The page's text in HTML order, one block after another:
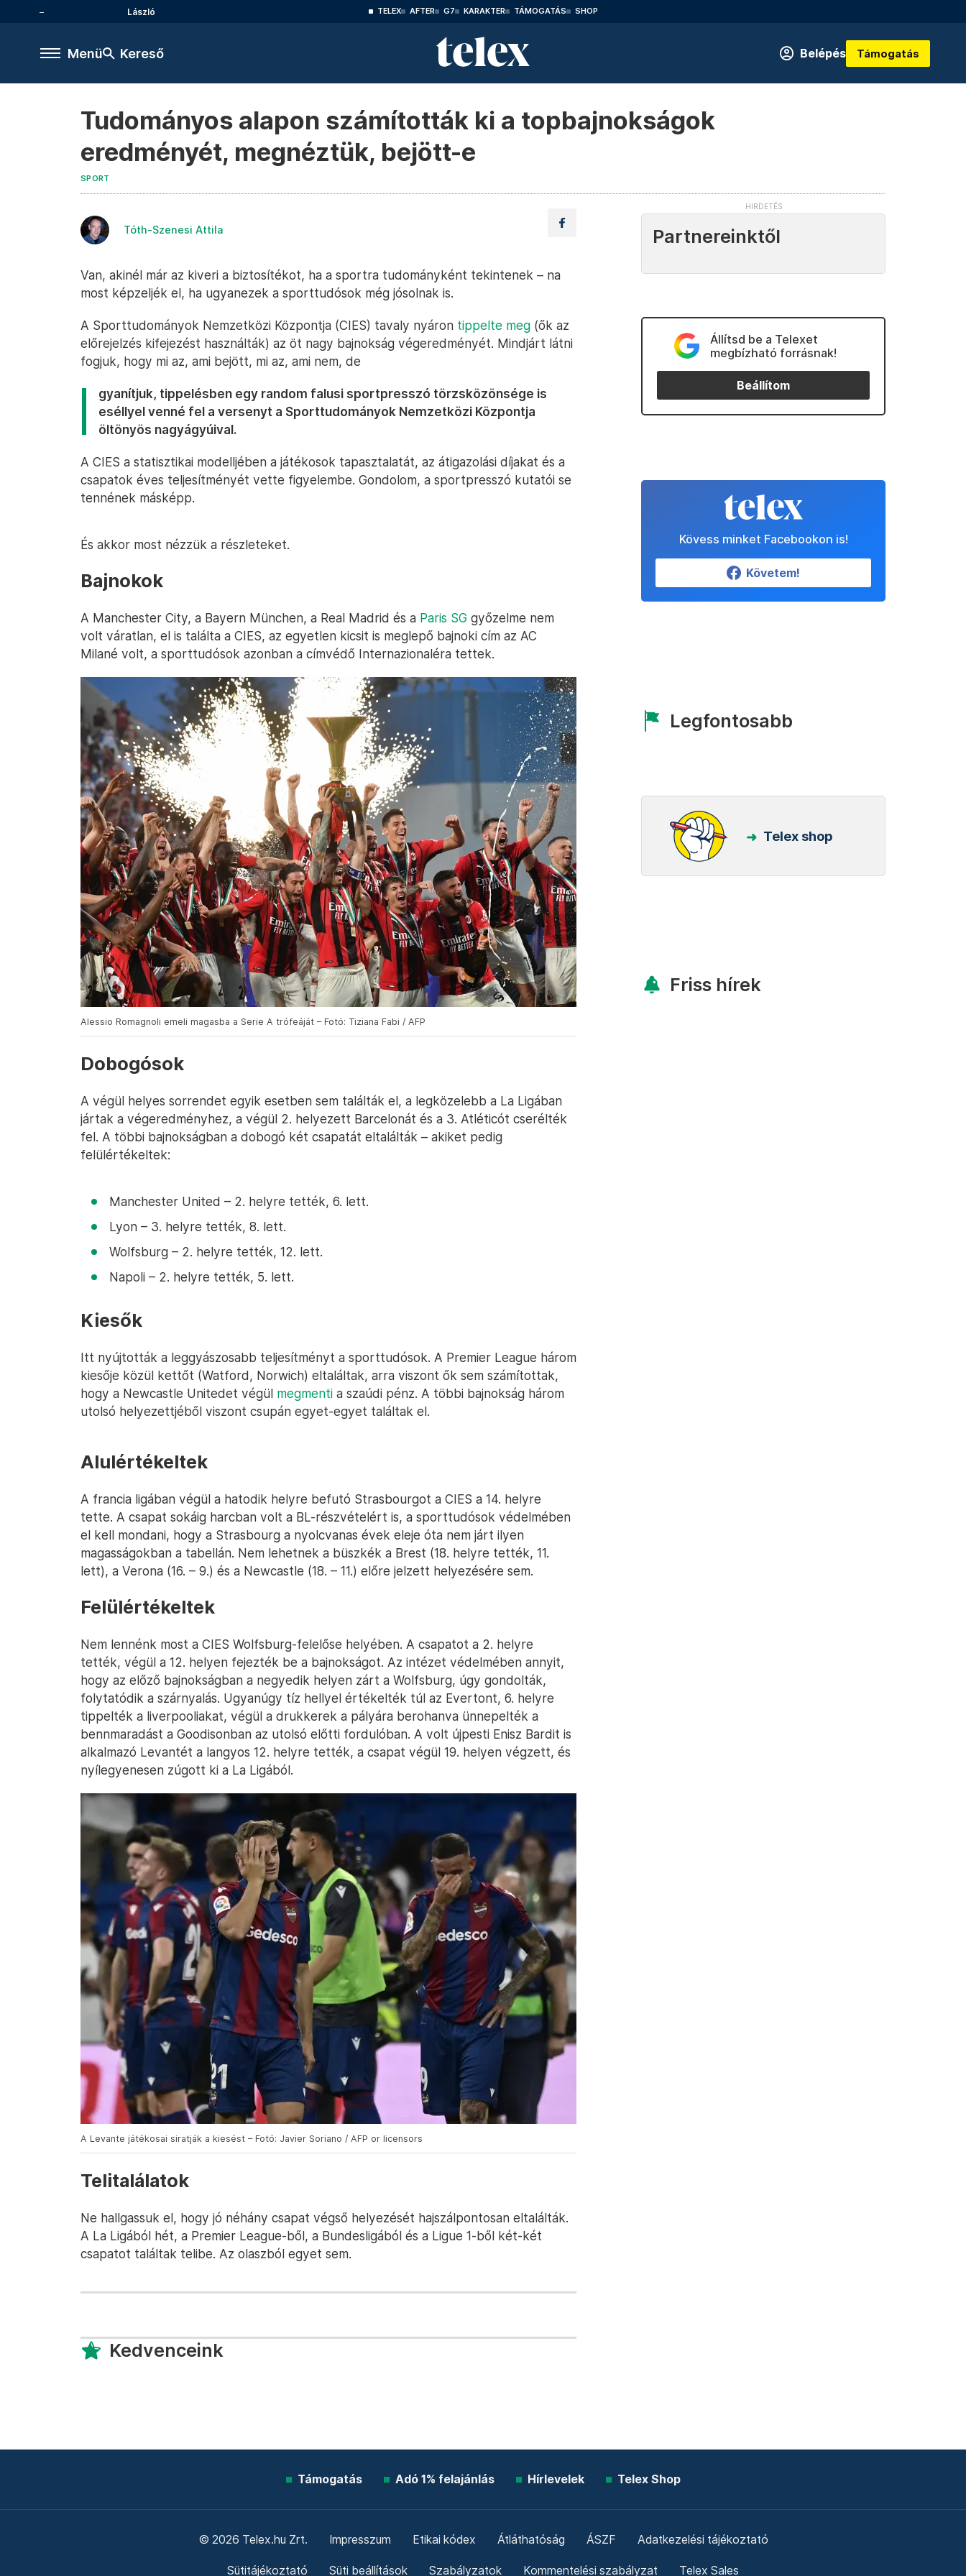
László TELEX AFTER G7 KARAKTER TÁMOGATÁS SHOP
Menü Kereső Belépés Támogatás
Tudományos alapon számították ki a topbajnokságok
eredményét, megnéztük, bejött-e
SPORT
Tóth-Szenesi Attila
Van, akinél már az kiveri a biztosítékot, ha a sportra tudományként tekintenek – na
most képzeljék el, ha ugyanezek a sporttudósok még jósolnak is.
A Sporttudományok Nemzetközi Központja (CIES) tavaly nyáron tippelte meg (ők az
előrejelzés kifejezést használták) az öt nagy bajnokság végeredményét. Mindjárt látni
fogjuk, hogy mi az, ami bejött, mi az, ami nem, de
gyanítjuk, tippelésben egy random falusi sportpresszó törzsközönsége is
eséllyel venné fel a versenyt a Sporttudományok Nemzetközi Központja
öltönyös nagyágyúival.
A CIES a statisztikai modelljében a játékosok tapasztalatát, az átigazolási díjakat és a
csapatok éves teljesítményét vette figyelembe. Gondolom, a sportpresszó kutatói se
tennének másképp.
És akkor most nézzük a részleteket.
Bajnokok
A Manchester City, a Bayern München, a Real Madrid és a Paris SG győzelme nem
volt váratlan, el is találta a CIES, az egyetlen kicsit is meglepő bajnoki cím az AC
Milané volt, a sporttudósok azonban a címvédő Internazionaléra tettek.
Alessio Romagnoli emeli magasba a Serie A trófeáját – Fotó: Tiziana Fabi / AFP
Dobogósok
A végül helyes sorrendet egyik esetben sem találták el, a legközelebb a La Ligában
jártak a végeredményhez, a végül 2. helyezett Barcelonát és a 3. Atléticót cserélték
fel. A többi bajnokságban a dobogó két csapatát eltalálták – akiket pedig
felülértékeltek:
Manchester United – 2. helyre tették, 6. lett.
Lyon – 3. helyre tették, 8. lett.
Wolfsburg – 2. helyre tették, 12. lett.
Napoli – 2. helyre tették, 5. lett.
Kiesők
Itt nyújtották a leggyászosabb teljesítményt a sporttudósok. A Premier League három
kiesője közül kettőt (Watford, Norwich) eltaláltak, arra viszont ők sem számítottak,
hogy a Newcastle Unitedet végül megmenti a szaúdi pénz. A többi bajnokság három
utolsó helyezettjéből viszont csupán egyet-egyet találtak el.
Alulértékeltek
A francia ligában végül a hatodik helyre befutó Strasbourgot a CIES a 14. helyre
tette. A csapat sokáig harcban volt a BL-részvételért is, a sporttudósok védelmében
el kell mondani, hogy a Strasbourg a nyolcvanas évek eleje óta nem járt ilyen
magasságokban a tabellán. Nem lehetnek a büszkék a Brest (18. helyre tették, 11.
lett), a Verona (16. – 9.) és a Newcastle (18. – 11.) előre jelzett helyezésére sem.
Felülértékeltek
Nem lennénk most a CIES Wolfsburg-felelőse helyében. A csapatot a 2. helyre
tették, végül a 12. helyen fejezték be a bajnokságot. Az intézet védelmében annyit,
hogy az előző bajnokságban a negyedik helyen zárt a Wolfsburg, úgy gondolták,
folytatódik a szárnyalás. Ugyanúgy tíz hellyel értékelték túl az Evertont, 6. helyre
tippelték a liverpooliakat, végül a drukkerek a pályára berohanva ünnepelték a
bennmaradást a Goodisonban az utolsó előtti fordulóban. A volt újpesti Enisz Bardit is
alkalmazó Levantét a langyos 12. helyre tették, a csapat végül 19. helyen végzett, és
nyílegyenesen zúgott ki a La Ligából.
A Levante játékosai siratják a kiesést – Fotó: Javier Soriano / AFP or licensors
Telitalálatok
Ne hallgassuk el, hogy jó néhány csapat végső helyezését hajszálpontosan eltalálták.
A La Ligából hét, a Premier League-ből, a Bundesligából és a Ligue 1-ből két-két
csapatot találtak telibe. Az olaszból egyet sem.
Kedvenceink
Partnereinktől
Állítsd be a Telexet
megbízható forrásnak!
Beállítom
Kövess minket Facebookon is!
Követem!
Legfontosabb
Telex shop
Friss hírek
Támogatás Adó 1% felajánlás Hírlevelek Telex Shop
© 2026 Telex.hu Zrt. Impresszum Etikai kódex Átláthatóság ÁSZF Adatkezelési tájékoztató
Sütitájékoztató Süti beállítások Szabályzatok Kommentelési szabályzat Telex Sales